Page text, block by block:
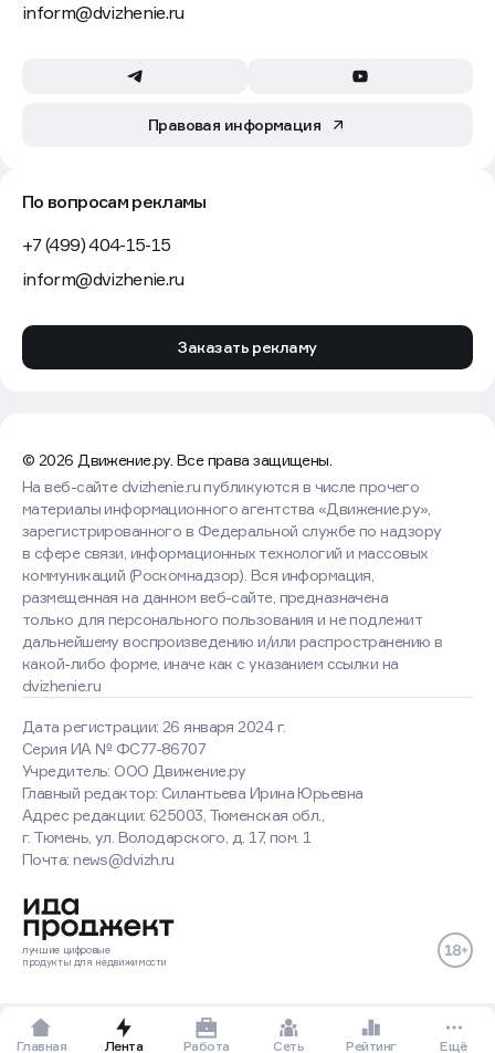
inform@dvizhenie.ru
Правовая информация
По вопросам рекламы
+7 (499) 404-15-15
inform@dvizhenie.ru
Заказать рекламу
© 2026 Движение.ру. Все права защищены.
Дата регистрации: 26 января 2024 г.
Серия ИА № ФС77-86707
Учредитель: ООО Движение.ру
Главный редактор: Силантьева Ирина Юрьевна
Адрес редакции: 625003, Тюменская обл.,
г. Тюмень, ул. Володарского, д. 17, пом. 1
Почта: news@dvizh.ru
На веб-сайте dvizhenie.ru публикуются в числе прочего
материалы информационного агентства «Движение.ру»,
зарегистрированного в Федеральной службе по надзору
в сфере связи, информационных технологий и массовых
коммуникаций (Роскомнадзор). Вся информация,
размещенная на данном веб-сайте, предназначена
только для персонального пользования и не подлежит
дальнейшему воспроизведению и/или распространению в
какой-либо форме, иначе как с указанием ссылки на
dvizhenie.ru
лучшие цифровые
продукты для недвижимости
Главная Лента Работа Сеть Рейтинг Ещё